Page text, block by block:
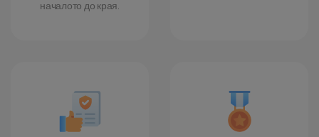
началото до края.